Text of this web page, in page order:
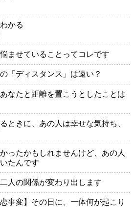
かる
ませていることってコレです
「ディスタンス」は遠い？
なたと距離を置こうとしたことは
ときに、あの人は幸せな気持ち、
ったかもしれませんけど、あの人
たんです
人の関係が変わり出します
事変】その日に、一体何が起こり